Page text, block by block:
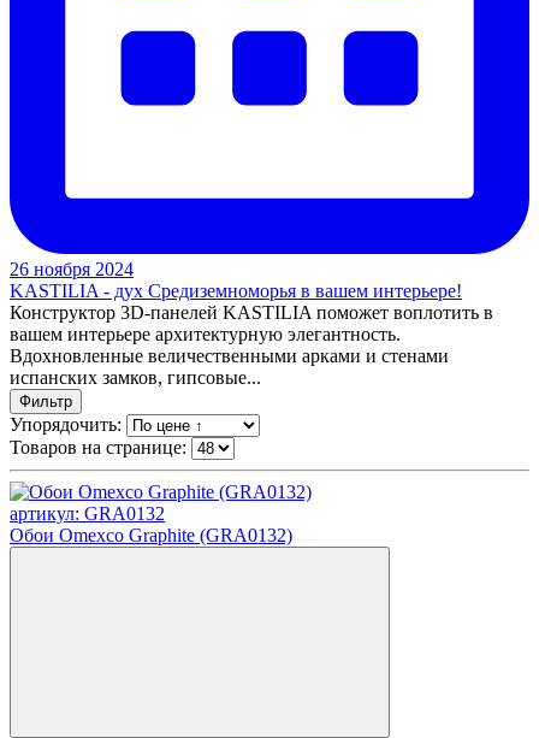
26 ноября 2024
KASTILIA - дух Средиземноморья в вашем интерьере!
Конструктор 3D-панелей KASTILIA поможет воплотить в
вашем интерьере архитектурную элегантность.
Вдохновленные величественными арками и стенами
испанских замков, гипсовые...
Фильтр
Упорядочить:
Товаров на странице:
артикул: GRA0132
Обои Omexco Graphite (GRA0132)